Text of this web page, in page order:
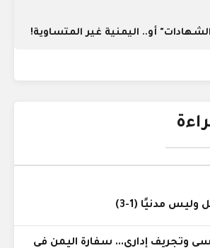
أو.. اليمنية غير المتساوية!
مدنيًا (1-3)
وتجريف إداري... سفارة اليمن في